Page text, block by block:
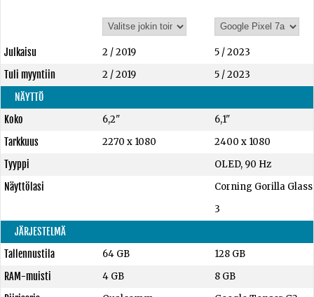
Julkaisu 2 / 2019
5 / 2023
Tuli myyntiin
2 / 2019
5 / 2023
NÄYTTÖ
Koko
6,2"
6,1"
Tarkkuus
2270 x 1080
2400 x 1080
Tyyppi
OLED, 90 Hz
Näyttölasi
Corning Gorilla Glass
3
JÄRJESTELMÄ
Tallennustila
64 GB
128 GB
RAM-muisti
4 GB
8 GB